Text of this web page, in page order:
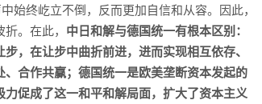
始终屹立不倒，反而更加自信和从容。因此，
。在此， 中日和解与德国统一有根本区别：
，在让步中曲折前进，进而实现相互依存、
合作共赢；德国统一是欧美垄断资本发起的
促成了这一和平和解局面，扩大了资本主义